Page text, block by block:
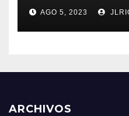
AGO 5, 2023
ARCHIVOS